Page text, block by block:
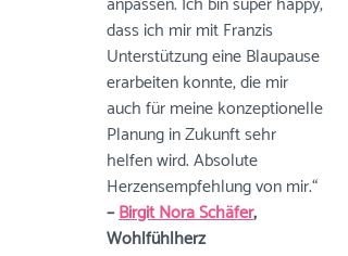
dass ich mir mit Franzis
Unterstützung eine Blaupause
erarbeiten konnte, die mir
auch für meine konzeptionelle
Planung in Zukunft sehr
helfen wird. Absolute
Herzensempfehlung von mir.“
– Birgit Nora Schäfer,
Wohlfühlherz